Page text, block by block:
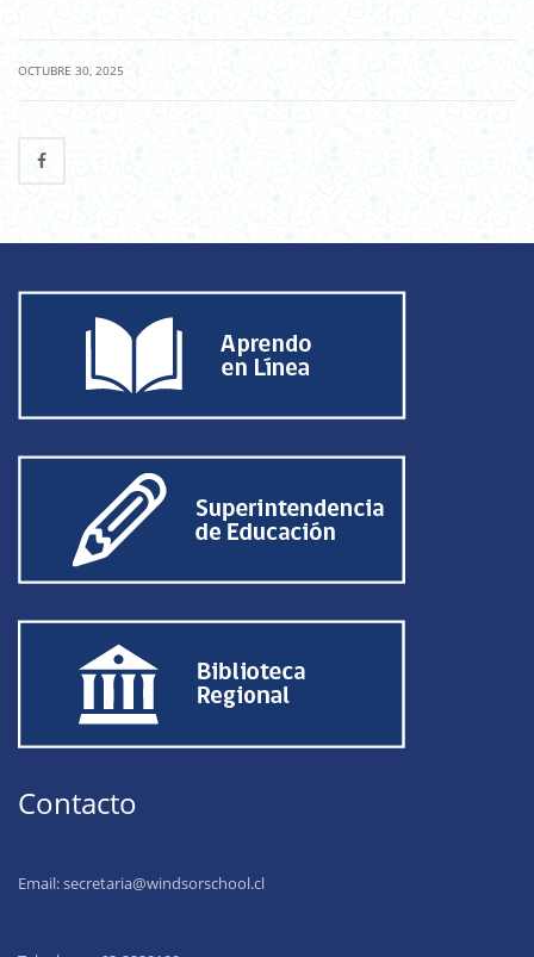
OCTUBRE 30, 2025
Contacto
Email:secretaria@windsorschool.cl